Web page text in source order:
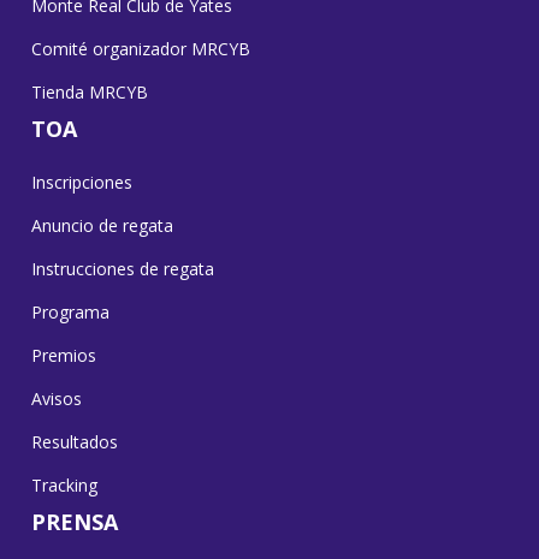
Monte Real Club de Yates
Comité organizador MRCYB
Tienda MRCYB
TOA
Inscripciones
Anuncio de regata
Instrucciones de regata
Programa
Premios
Avisos
Resultados
Tracking
PRENSA